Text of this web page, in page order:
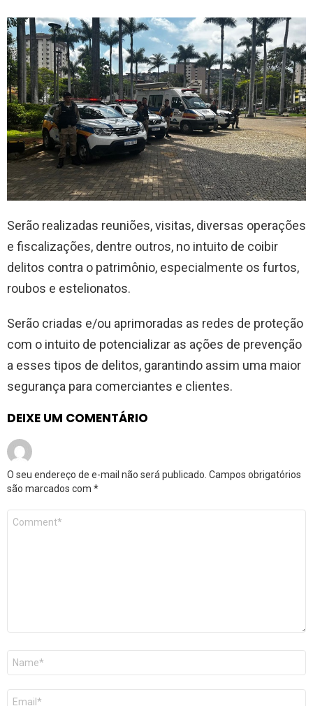
Serão realizadas reuniões, visitas, diversas operações
e fiscalizações, dentre outros, no intuito de coibir
delitos contra o patrimônio, especialmente os furtos,
roubos e estelionatos.
Serão criadas e/ou aprimoradas as redes de proteção
com o intuito de potencializar as ações de prevenção
a esses tipos de delitos, garantindo assim uma maior
segurança para comerciantes e clientes.
DEIXE UM COMENTÁRIO
O seu endereço de e-mail não será publicado. Campos obrigatórios
são marcados com *
Comentário
Nome
E-